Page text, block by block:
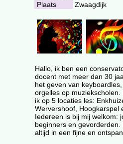
Plaats
Zwaagdijk
Hallo, ik ben een
docent met meer dan 30
het geven van
orgelles op
ik op 5 locaties les:
Wervershoof, Hoogkarspel
Iedereen is bij mij welkom:
beginners en gevorderden.
altijd in een fijne en